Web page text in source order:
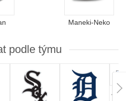
Maneki-Neko
podle týmu